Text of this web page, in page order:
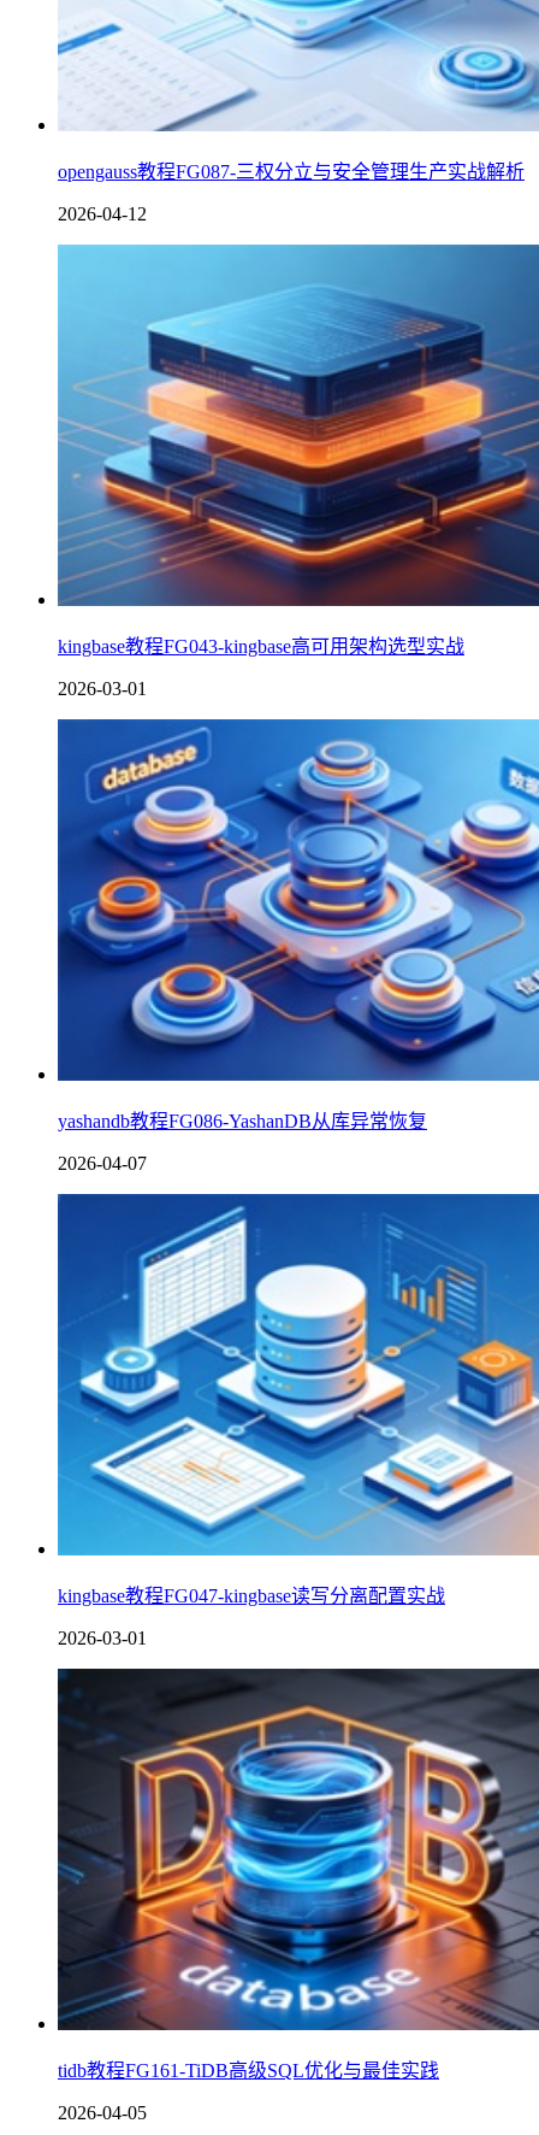
opengauss教程FG087-三权分立与安全管理生产实战解析
2026-04-12
kingbase教程FG043-kingbase高可用架构选型实战
2026-03-01
yashandb教程FG086-YashanDB从库异常恢复
2026-04-07
kingbase教程FG047-kingbase读写分离配置实战
2026-03-01
tidb教程FG161-TiDB高级SQL优化与最佳实践
2026-04-05